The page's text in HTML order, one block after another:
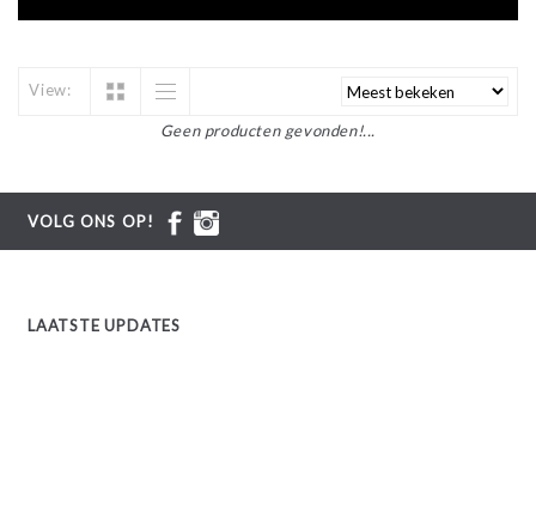
View:
Geen producten gevonden!...
VOLG ONS OP!
LAATSTE UPDATES